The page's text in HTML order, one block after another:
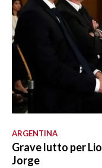
ARGENTINA
Grave lutto per
Jorge